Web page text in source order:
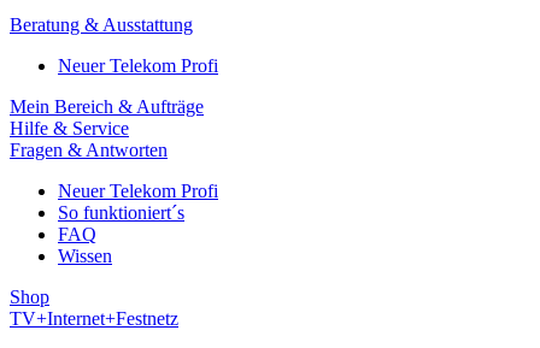
Beratung & Ausstattung
Neuer Telekom Profi
Mein Bereich & Aufträge
Hilfe & Service
Fragen & Antworten
Neuer Telekom Profi
So funktioniert´s
FAQ
Wissen
Shop
TV+Internet+Festnetz